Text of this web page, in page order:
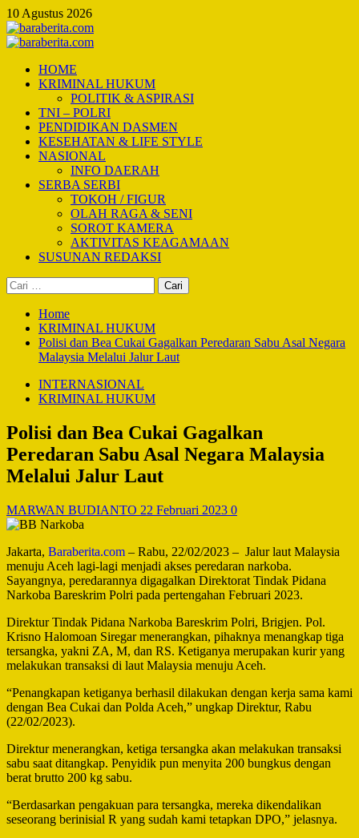
Skip
to
content
10 Agustus 2026
Primary
HOME
KRIMINAL HUKUM
POLITIK & ASPIRASI
TNI – POLRI
PENDIDIKAN DASMEN
KESEHATAN & LIFE STYLE
NASIONAL
INFO DAERAH
SERBA SERBI
TOKOH / FIGUR
OLAH RAGA & SENI
SOROT KAMERA
AKTIVITAS KEAGAMAAN
SUSUNAN REDAKSI
Cari
untuk:
Home
KRIMINAL HUKUM
Polisi dan Bea Cukai Gagalkan Peredaran Sabu Asal Negara
Malaysia Melalui Jalur Laut
INTERNASIONAL
KRIMINAL HUKUM
Polisi dan Bea Cukai Gagalkan
Peredaran Sabu Asal Negara Malaysia
Melalui Jalur Laut
MARWAN BUDIANTO 22 Februari 2023 0
Jakarta, Baraberita.com – Rabu, 22/02/2023 – Jalur laut Malaysia
menuju Aceh lagi-lagi menjadi akses peredaran narkoba.
Sayangnya, peredarannya digagalkan Direktorat Tindak Pidana
Narkoba Bareskrim Polri pada pertengahan Februari 2023.
Direktur Tindak Pidana Narkoba Bareskrim Polri, Brigjen. Pol.
Krisno Halomoan Siregar menerangkan, pihaknya menangkap tiga
tersangka, yakni ZA, M, dan RS. Ketiganya merupakan kurir yang
melakukan transaksi di laut Malaysia menuju Aceh.
“Penangkapan ketiganya berhasil dilakukan dengan kerja sama kami
dengan Bea Cukai dan Polda Aceh,” ungkap Direktur, Rabu
(22/02/2023).
Direktur menerangkan, ketiga tersangka akan melakukan transaksi
sabu saat ditangkap. Penyidik pun menyita 200 bungkus dengan
berat brutto 200 kg sabu.
“Berdasarkan pengakuan para tersangka, mereka dikendalikan
seseorang berinisial R yang sudah kami tetapkan DPO,” jelasnya.